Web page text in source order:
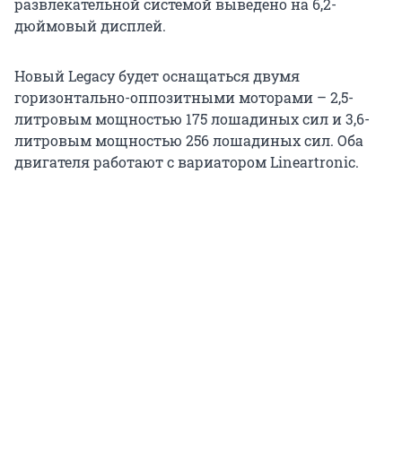
дюймовый дисплей.
Новый Legacy будет оснащаться двумя
горизонтально-оппозитными моторами – 2,5-
литровым мощностью 175 лошадиных сил и 3,6-
литровым мощностью 256 лошадиных сил. Оба
двигателя работают с вариатором Lineartronic.